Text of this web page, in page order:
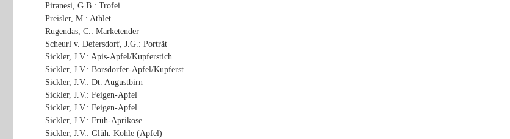
Piranesi, G.B.: Trofei
Preisler, M.: Athlet
Rugendas, C.: Marketender
Scheurl v. Defersdorf, J.G.: Porträt
Sickler, J.V.: Apis-Apfel/Kupferstich
Sickler, J.V.: Borsdorfer-Apfel/Kupferst.
Sickler, J.V.: Dt. Augustbirn
Sickler, J.V.: Feigen-Apfel
Sickler, J.V.: Feigen-Apfel
Sickler, J.V.: Früh-Aprikose
Sickler, J.V.: Glüh. Kohle (Apfel)